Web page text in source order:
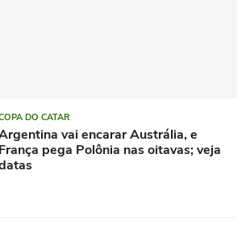
DO CATAR
vai encarar Austrália, e
França pega Polônia nas oitavas; veja